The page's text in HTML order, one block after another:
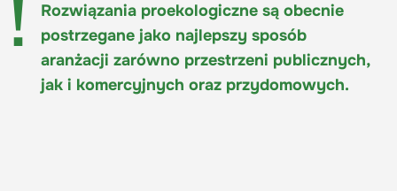
Rozwiązania proekologiczne są obecnie
postrzegane jako najlepszy sposób
aranżacji zarówno przestrzeni publicznych,
jak i komercyjnych oraz przydomowych.